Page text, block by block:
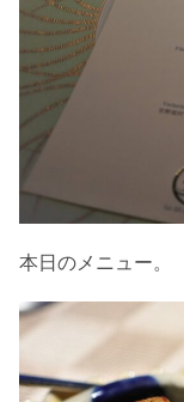
本日のメニュー。